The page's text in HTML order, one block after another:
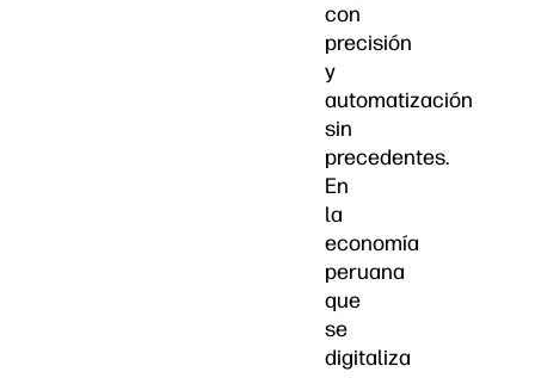
con
precisión
y
automatización
sin
precedentes.
En
la
economía
peruana
que
se
digitaliza